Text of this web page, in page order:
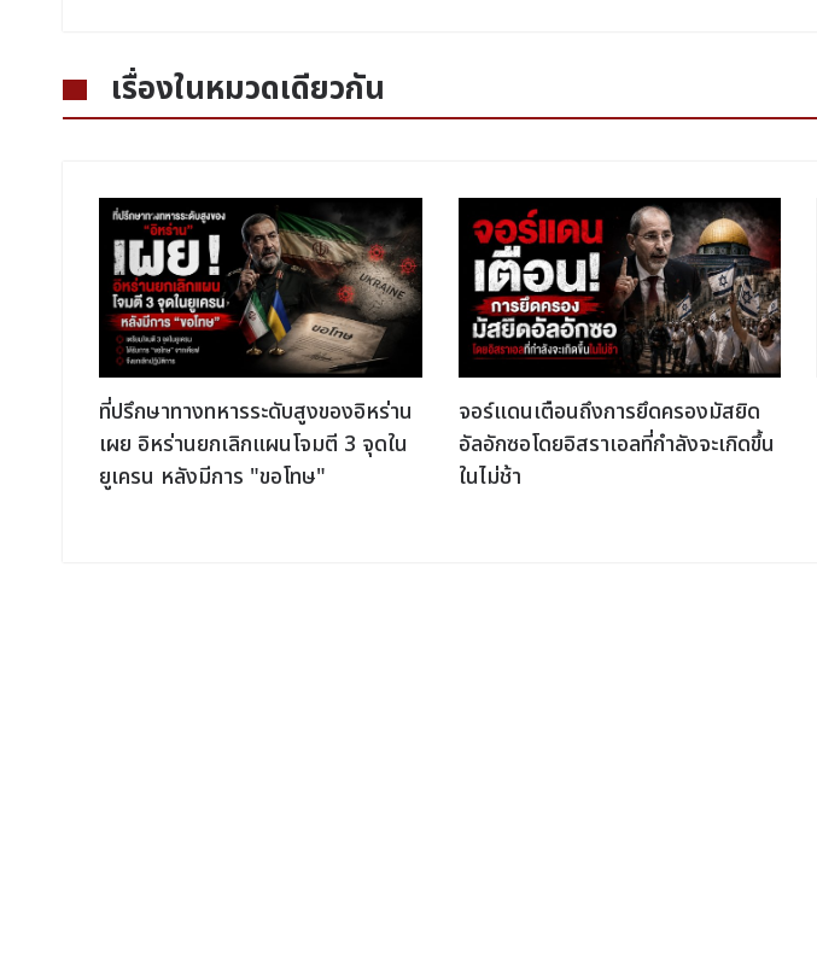
เรื่องในหมวดเดียวกัน
ที่ปรึกษาทางทหารระดับสูงของอิหร่าน
เผย อิหร่านยกเลิกแผนโจมตี 3 จุดใน
ยูเครน หลังมีการ "ขอโทษ"
จอร์แดนเตือนถึงการยึดครองมัสยิด
อัลอักซอโดยอิสราเอลที่กำลังจะเกิดขึ้น
ในไม่ช้า